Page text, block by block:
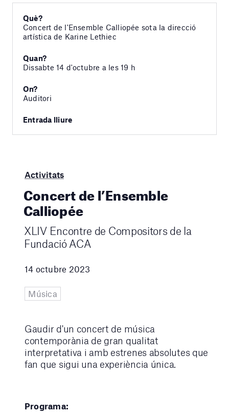
Què?
Concert de l'Ensemble Calliopée sota la direcció
artística de Karine Lethiec
Quan?
Dissabte 14 d'octubre a les 19 h
On?
Auditori
Entrada lliure
Activitats
Concert de l’Ensemble
Calliopée
XLIV Encontre de Compositors de la
Fundació ACA
14 octubre 2023
Música
Gaudir d'un concert de música
contemporània de gran qualitat
interpretativa i amb estrenes absolutes que
fan que sigui una experiència única.
Programa: